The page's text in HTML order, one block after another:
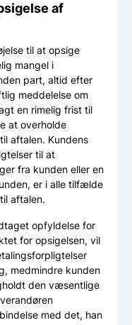
af
til at opsige
mangel i
part, altid efter
meddelelse om
en rimelig frist til
at overholde
aftalen. Kundens
til at
fra kunden eller en
er i alle tilfælde
aftalen.
opfyldelse for
for opsigelsen, vil
medmindre kunden
den væsentlige
med det, han